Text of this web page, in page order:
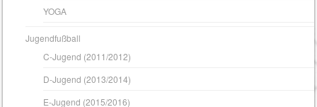
YOGA
Jugendfußball
C-Jugend (2011/2012)
D-Jugend (2013/2014)
E-Jugend (2015/2016)